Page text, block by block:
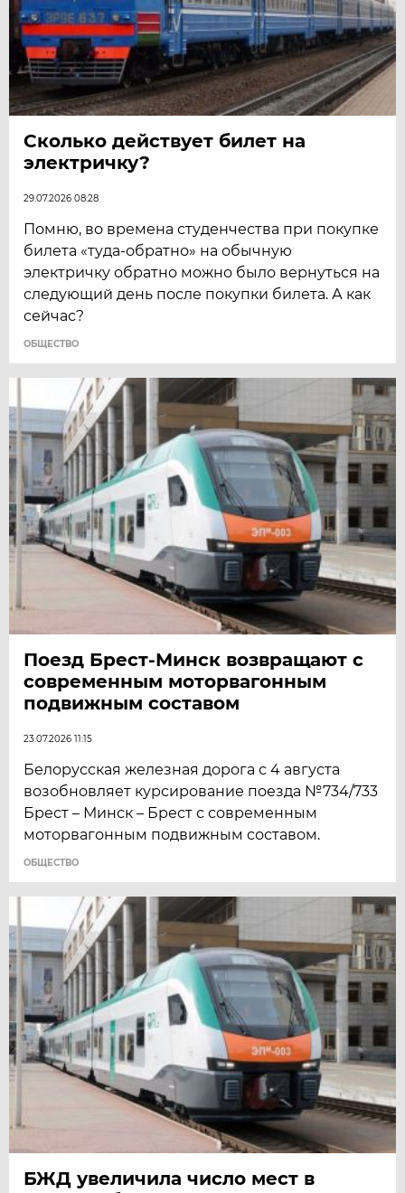
Сколько действует билет на
электричку?
29.07.2026 08:28
Помню, во времена студенчества при покупке
билета «туда-обратно» на обычную
электричку обратно можно было вернуться на
следующий день после покупки билета. А как
сейчас?
ОБЩЕСТВО
Поезд Брест-Минск возвращают с
современным моторвагонным
подвижным составом
23.07.2026 11:15
Белорусская железная дорога с 4 августа
возобновляет курсирование поезда №734/733
Брест – Минск – Брест с современным
моторвагонным подвижным составом.
ОБЩЕСТВО
БЖД увеличила число мест в